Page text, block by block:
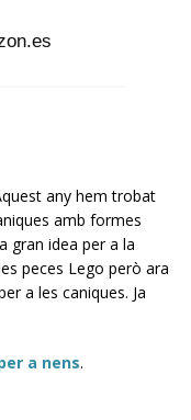
any hem trobat
amb formes
gran idea per a la
peces Lego però ara
a les caniques. Ja
a nens.